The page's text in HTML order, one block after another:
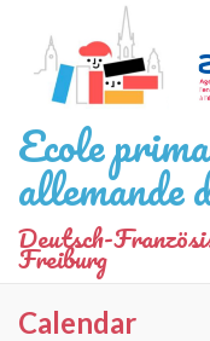
Inhalt
springen
(Eingabetaste
drücken)
Ecole
allemande
Deutsch-
Freiburg
Calendar